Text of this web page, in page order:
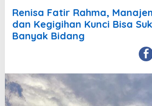
Renisa Fatir Rahma,
dan Kegigihan Kunci Bisa
Banyak Bidang